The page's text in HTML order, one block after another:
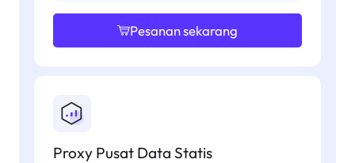
Pesanan sekarang
Proxy Pusat Data Statis